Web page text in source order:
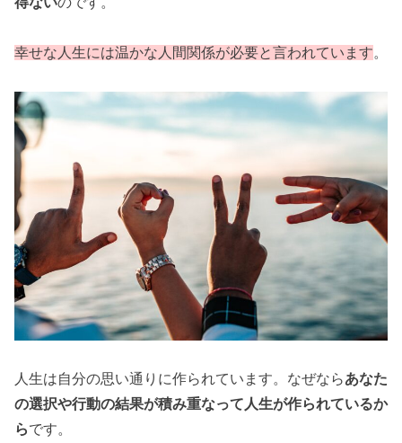
幸せな人生には温かな人間関係が必要と言われています。
人生は自分の思い通りに作られています。なぜならあなた
の選択や行動の結果が積み重なって人生が作られているか
らです。